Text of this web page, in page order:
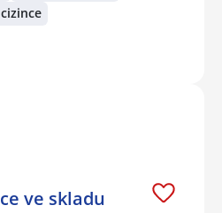
ve skladu